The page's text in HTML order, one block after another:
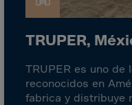
Indonesia
Ireland
Israel
TRUPER,
TRUPER es uno de
reconocidos en
fabrica y distribuye